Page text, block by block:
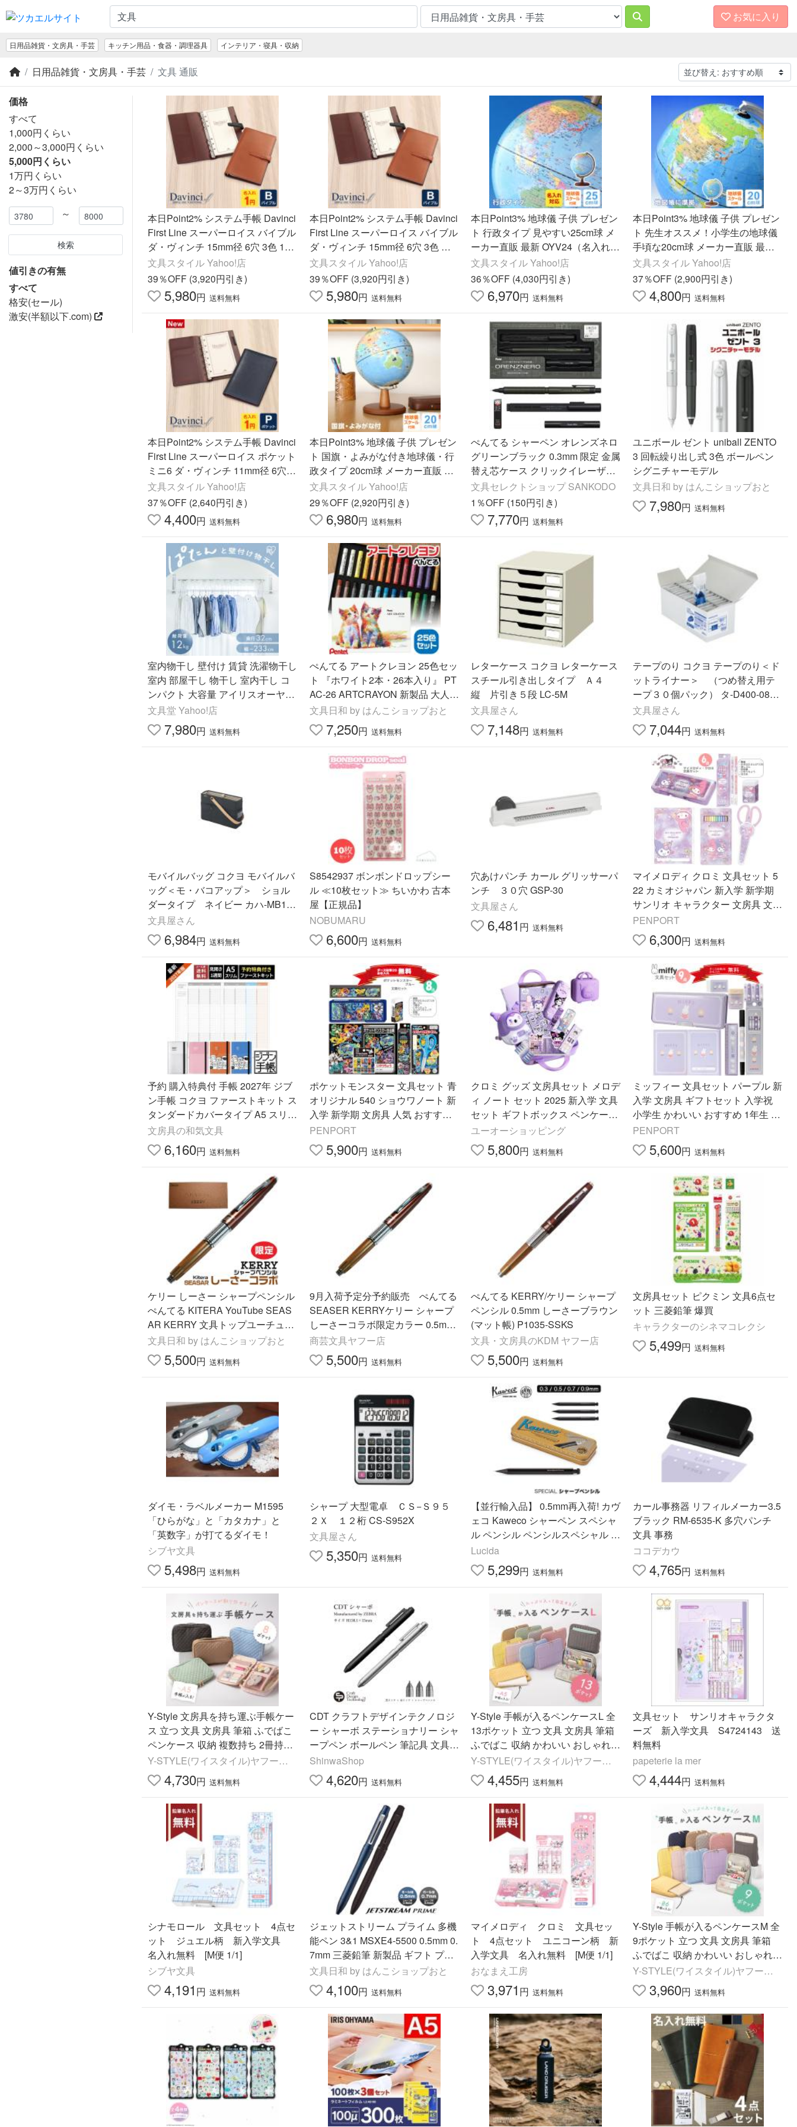
お気に入り
日用品雑貨・文房具・手芸 キッチン用品・食器・調理器具 インテリア・寝具・収納
日用品雑貨・文房具・手芸 文具 通販
価格
すべて
1,000円くらい
2,000～3,000円くらい
5,000円くらい
1万円くらい
2～3万円くらい
～
検索
値引きの有無
すべて
格安(セール)
激安(半額以下.com)
本日Point2% システム手帳 Davinci
First Line スーパーロイス バイブル
ダ・ヴィンチ 15mm径 6穴 3色 1円
名入れ付 本革 プレゼント 当店限定
モデル
文具スタイル Yahoo!店
39％OFF (3,920円引き)
5,980円 送料無料
本日Point2% システム手帳 Davinci
First Line スーパーロイス バイブル
ダ・ヴィンチ 15mm径 6穴 3色 本
革 プレゼント 当店限定モデル
文具スタイル Yahoo!店
39％OFF (3,920円引き)
5,980円 送料無料
本日Point3% 地球儀 子供 プレゼン
ト 行政タイプ 見やすい25cm球 メ
ーカー直販 最新 OYV24（名入れ可
誕生日 お祝い ラッピング無料）20
26/07
文具スタイル Yahoo!店
36％OFF (4,030円引き)
6,970円 送料無料
本日Point3% 地球儀 子供 プレゼン
ト 先生オススメ！小学生の地球儀
手頃な20cm球 メーカー直販 最新
OYV11（誕生日 お祝い ラッピング
無料）2026/07
文具スタイル Yahoo!店
37％OFF (2,900円引き)
4,800円 送料無料
本日Point2% システム手帳 Davinci
First Line スーパーロイス ポケット
ミニ6 ダ・ヴィンチ 11mm径 6穴 3
色 1円名入れ付 本革 当店限定モデ
ル
文具スタイル Yahoo!店
37％OFF (2,640円引き)
4,400円 送料無料
本日Point3% 地球儀 子供 プレゼン
ト 国旗・よみがな付き地球儀・行
政タイプ 20cm球 メーカー直販 最
新 OYV221 （誕生日 お祝い ラッピ
ング無料）2026/07
文具スタイル Yahoo!店
29％OFF (2,920円引き)
6,980円 送料無料
ぺんてる シャーペン オレンズネロ
グリーンブラック 0.3mm 限定 金属
替え芯ケース クリックイレーザー
付き PP3003-DAST
文具セレクトショップ SANKODO
1％OFF (150円引き)
7,770円 送料無料
ユニボール ゼント uniball ZENTO
3 回転繰り出し式 3色 ボールペン
シグニチャーモデル
文具日和 by はんこショップおと
7,980円 送料無料
室内物干し 壁付け 賃貸 洗濯物干し
室内 部屋干し 物干し 室内干し コ
ンパクト 大容量 アイリスオーヤマ
壁につける室内物干し WMR-40 *
文具堂 Yahoo!店
7,980円 送料無料
ぺんてる アートクレヨン 25色セッ
ト 『ホワイト2本・26本入り』 PT
AC-26 ARTCRAYON 新製品 大人の
クレヨン おじいちゃん 芝崎春通
文具日和 by はんこショップおと
7,250円 送料無料
レターケース コクヨ レターケース
スチール引き出しタイプ Ａ４
縦 片引き５段 LC-5M
文具屋さん
7,148円 送料無料
テープのり コクヨ テープのり＜ド
ットライナー＞ （つめ替え用テ
ープ３０個パック） タ-D400-08N
X30
文具屋さん
7,044円 送料無料
モバイルバッグ コクヨ モバイルバ
ッグ＜モ・バコアップ＞ ショル
ダータイプ ネイビー カハ-MB12
NB
文具屋さん
6,984円 送料無料
S8542937 ボンボンドロップシー
ル ≪10枚セット≫ ちいかわ 古本
屋【正規品】
NOBUMARU
6,600円 送料無料
穴あけパンチ カール グリッサーパ
ンチ ３０穴 GSP-30
文具屋さん
6,481 円 送料無料
マイメロディ クロミ 文具セット 5
22 カミオジャパン 新入学 新学期
サンリオ キャラクター 文房具 文具
ギフトセット 筆入れ 鉛筆 色鉛筆
ギフト プレゼント
PENPORT
6,300円 送料無料
予約 購入特典付 手帳 2027年 ジブ
ン手帳 コクヨ ファーストキット ス
タンダードカバータイプ A5 スリム
KOKUYO 2026年11月から使用可
能
文房具の和気文具
6,160円 送料無料
ポケットモンスター 文具セット 青
オリジナル 540 ショウワノート 新
入学 新学期 文房具 人気 おすすめ
男の子 入学祝 ギフト 新入学 1年生
筆入れ ポケモン
PENPORT
5,900円 送料無料
クロミ グッズ 文房具セット メロデ
ィ ノート セット 2025 新入学 文具
セット ギフトボックス ペンケース
ボールペン ルーズリーフ 単語帳 筆
立て 修正テープ
ユーオーショッピング
5,800円 送料無料
ミッフィー 文具セット パープル 新
入学 文房具 ギフトセット 入学祝
小学生 かわいい おすすめ 1年生 入
学式 ギフト 文具 miffy プレゼント
名入れ 鉛筆
PENPORT
5,600円 送料無料
ケリー しーさー シャープペンシル
ぺんてる KITERA YouTube SEAS
AR KERRY 文具トップユーチュー
バー 文房具 オリジナル 新製品 リ
ミテッド
文具日和 by はんこショップおと
5,500円 送料無料
9月入荷予定分予約販売 ぺんてる
SEASER KERRYケリー シャープ
しーさーコラボ限定カラー 0.5mm
P1035-SSKS
商芸文具ヤフー店
5,500円 送料無料
ぺんてる KERRY/ケリー シャープ
ペンシル 0.5mm しーさーブラウン
(マット帳) P1035-SSKS
文具・文房具のKDM ヤフー店
5,500円 送料無料
文房具セット ピクミン 文具6点セ
ット 三菱鉛筆 爆買
キャラクターのシネマコレクシ
5,499円 送料無料
ダイモ・ラベルメーカー M1595
「ひらがな」と「カタカナ」と
「英数字」が打てるダイモ！
シブヤ文具
5,498円 送料無料
シャープ 大型電卓 ＣＳ−Ｓ９５
２Ｘ １２桁 CS-S952X
文具屋さん
5,350円 送料無料
【並行輸入品】 0.5mm再入荷! カヴ
ェコ Kaweco シャーペン スペシャ
ル ペンシル ペンシルスペシャル カ
ヴェコスペシャル ブラック 黒 シャ
ープペンシル シャ
Lucida
5,299円 送料無料
カール事務器 リフィルメーカー3.5
ブラック RM-6535-K 多穴パンチ
文具 事務
ココデカウ
4,765円 送料無料
Y-Style 文房具を持ち運ぶ手帳ケー
ス 立つ 文具 文房具 筆箱 ふでばこ
ペンケース 収納 複数持ち 2冊持ち
かわいい おしゃれ たくさん入る
Y-STYLE(ワイスタイル)ヤフーシ
ョ 4,730円 送料無料
CDT クラフトデザインテクノロジ
ー シャーボ ステーショナリー シャ
ープペン ボールペン 筆記具 文具
黒インク 赤インク ZEBRA
ShinwaShop
4,620円 送料無料
Y-Style 手帳が入るペンケースL 全
13ポケット 立つ 文具 文房具 筆箱
ふでばこ 収納 かわいい おしゃれ
たくさん入る
Y-STYLE(ワイスタイル)ヤフーシ
ョ 4,455円 送料無料
文具セット サンリオキャラクタ
ーズ 新入学文具 S4724143 送
料無料
papeterie la mer
4,444円 送料無料
シナモロール 文具セット 4点セ
ット ジュエル柄 新入学文具
名入れ無料 [M便 1/1]
シブヤ文具
4,191 円 送料無料
ジェットストリーム プライム 多機
能ペン 3&1 MSXE4-5500 0.5mm 0.
7mm 三菱鉛筆 新製品 ギフト プレ
ゼント ボールペン シャープペンシ
ル 高級ペン 高機能
文具日和 by はんこショップおと
4,100円 送料無料
マイメロディ クロミ 文具セッ
ト 4点セット ユニコーン柄 新
入学文具 名入れ無料 [M便 1/1]
おなまえ工房
3,971 円 送料無料
Y-Style 手帳が入るペンケースM 全
9ポケット 立つ 文具 文房具 筆箱
ふでばこ 収納 かわいい おしゃれ
たくさん入る
Y-STYLE(ワイスタイル)ヤフーシ
ョ 3,960円 送料無料